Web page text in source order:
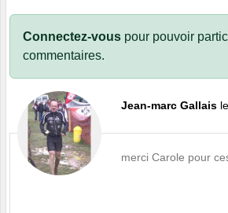
Connectez-vous pour pouvoir
commentaires.
Jean-marc Gallais
merci Carole pour